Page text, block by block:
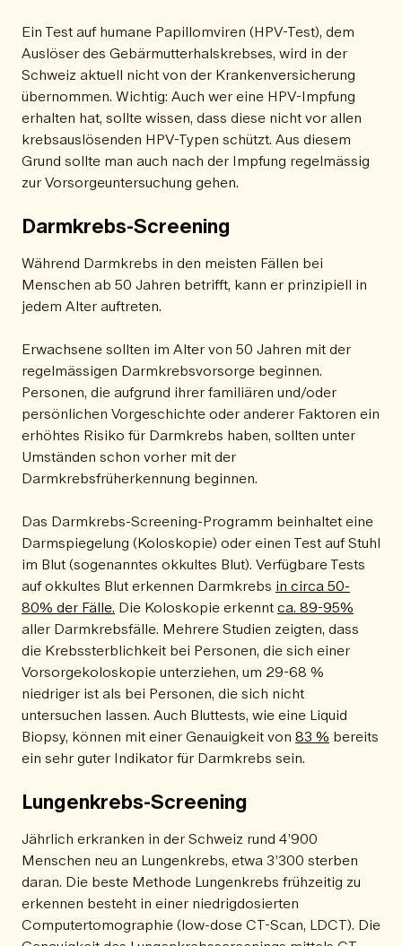
Ein Test auf humane Papillomviren (HPV-Test), dem
Auslöser des Gebärmutterhalskrebses, wird in der
Schweiz aktuell nicht von der Krankenversicherung
übernommen. Wichtig: Auch wer eine HPV-Impfung
erhalten hat, sollte wissen, dass diese nicht vor allen
krebsauslösenden HPV-Typen schützt. Aus diesem
Grund sollte man auch nach der Impfung regelmässig
zur Vorsorgeuntersuchung gehen.
Darmkrebs-Screening
Während Darmkrebs in den meisten Fällen bei
Menschen ab 50 Jahren betrifft, kann er prinzipiell in
jedem Alter auftreten.
Erwachsene sollten im Alter von 50 Jahren mit der
regelmässigen Darmkrebsvorsorge beginnen.
Personen, die aufgrund ihrer familiären und/oder
persönlichen Vorgeschichte oder anderer Faktoren ein
erhöhtes Risiko für Darmkrebs haben, sollten unter
Umständen schon vorher mit der
Darmkrebsfrüherkennung beginnen.
Das Darmkrebs-Screening-Programm beinhaltet eine
Darmspiegelung (Koloskopie) oder einen Test auf Stuhl
im Blut (sogenanntes okkultes Blut). Verfügbare Tests
auf okkultes Blut erkennen Darmkrebs in circa 50-
80% der Fälle. Die Koloskopie erkenntca. 89-95%
aller Darmkrebsfälle. Mehrere Studien zeigten, dass
die Krebssterblichkeit bei Personen, die sich einer
Vorsorgekoloskopie unterziehen, um 29-68 %
niedriger ist als bei Personen, die sich nicht
untersuchen lassen. Auch Bluttests, wie eine Liquid
Biopsy, können mit einer Genauigkeit von 83 % bereits
ein sehr guter Indikator für Darmkrebs sein.
Lungenkrebs-Screening
Jährlich erkranken in der Schweiz rund 4’900
Menschen neu an Lungenkrebs, etwa 3’300 sterben
daran. Die beste Methode Lungenkrebs frühzeitig zu
erkennen besteht in einer niedrigdosierten
Computertomographie (low-dose CT-Scan, LDCT). Die